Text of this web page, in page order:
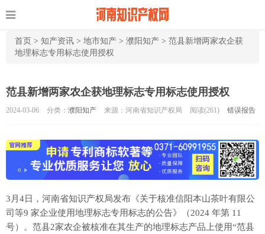
首页 > 知产资讯 > 地市知产 > 濮阳知产 > 范县新增两家农企获
地理标志专用标志使用授权
范县新增两家农企获地理标志专用标志使用授权
2024-03-06 分类： 濮阳知产 来源：河南省知识产权局 阅读(261) 错误报告
3月4日，河南省知识产权局发布《关于核准信阳本山茶叶有限公
司等9 家企业使用地理标志专用标志的公告》（2024 年第 11
号）。范县2家农企被核准在其生产的地理标志产品上使用“范县